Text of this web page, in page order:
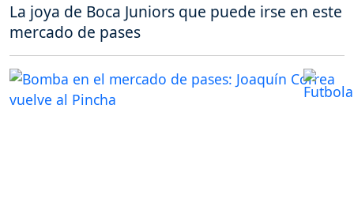
La joya de Boca Juniors que puede irse en este
mercado de pases